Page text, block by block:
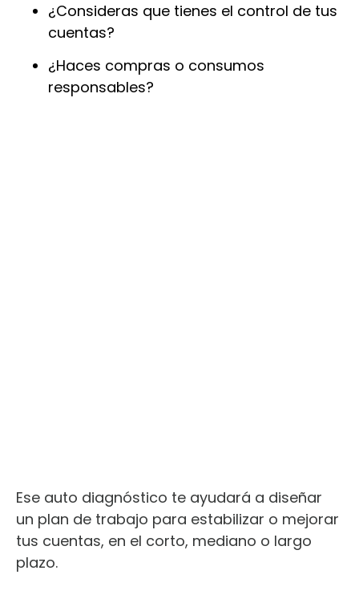
¿Consideras que tienes el control de tus
cuentas?
¿Haces compras o consumos
responsables?
Ese auto diagnóstico te ayudará a diseñar
un plan de trabajo para estabilizar o mejorar
tus cuentas, en el corto, mediano o largo
plazo.